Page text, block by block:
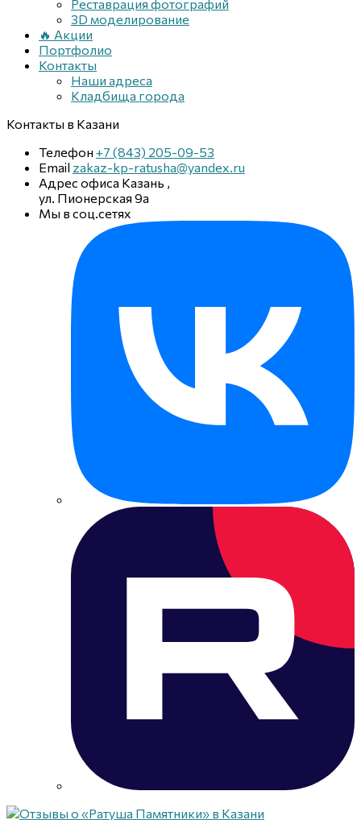
Реставрация фотографий
3D моделирование
🔥 Акции
Портфолио
Контакты
Наши адреса
Кладбища города
Контакты в Казани
Телефон +7 (843) 205-09-53
Email zakaz-kp-ratusha@yandex.ru
Адрес офиса Казань ,
ул. Пионерская 9а
Мы в соц.сетях